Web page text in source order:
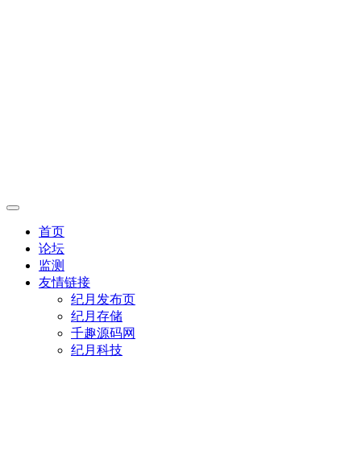
首页
论坛
监测
友情链接
纪月发布页
纪月存储
千趣源码网
纪月科技